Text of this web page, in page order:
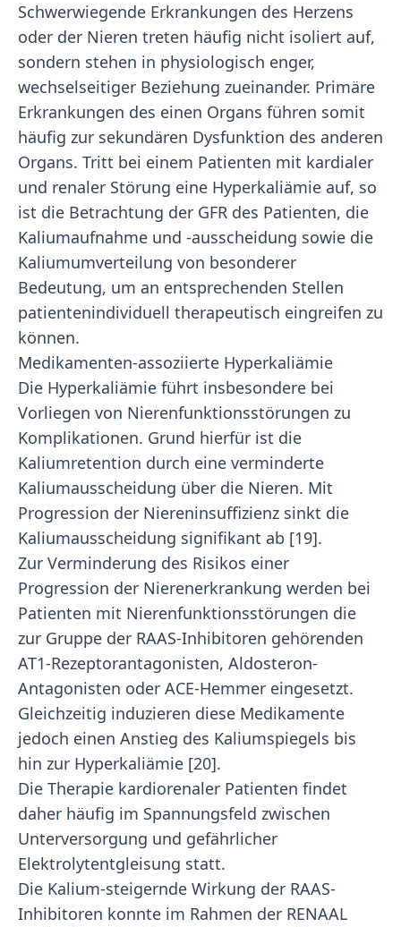
Schwerwiegende Erkrankungen des Herzens
oder der Nieren treten häufig nicht isoliert auf,
sondern stehen in physiologisch enger,
wechselseitiger Beziehung zueinander. Primäre
Erkrankungen des einen Organs führen somit
häufig zur sekundären Dysfunktion des anderen
Organs. Tritt bei einem Patienten mit kardialer
und renaler Störung eine Hyperkaliämie auf, so
ist die Betrachtung der GFR des Patienten, die
Kaliumaufnahme und -ausscheidung sowie die
Kaliumumverteilung von besonderer
Bedeutung, um an entsprechenden Stellen
patientenindividuell therapeutisch eingreifen zu
können.
Medikamenten-assoziierte Hyperkaliämie
Die Hyperkaliämie führt insbesondere bei
Vorliegen von Nierenfunktionsstörungen zu
Komplikationen. Grund hierfür ist die
Kaliumretention durch eine verminderte
Kaliumausscheidung über die Nieren. Mit
Progression der Niereninsuffizienz sinkt die
Kaliumausscheidung signifikant ab [19].
Zur Verminderung des Risikos einer
Progression der Nierenerkrankung werden bei
Patienten mit Nierenfunktionsstörungen die
zur Gruppe der RAAS-Inhibitoren gehörenden
AT1-Rezeptorantagonisten, Aldosteron-
Antagonisten oder ACE-Hemmer eingesetzt.
Gleichzeitig induzieren diese Medikamente
jedoch einen Anstieg des Kaliumspiegels bis
hin zur Hyperkaliämie [20].
Die Therapie kardiorenaler Patienten findet
daher häufig im Spannungsfeld zwischen
Unterversorgung und gefährlicher
Elektrolytentgleisung statt.
Die Kalium-steigernde Wirkung der RAAS-
Inhibitoren konnte im Rahmen der RENAAL